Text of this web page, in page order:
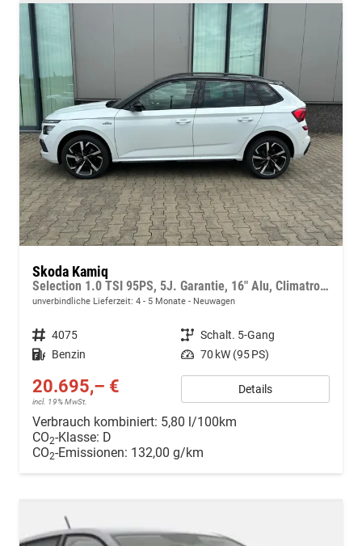
Skoda Kamiq
Selection 1.0 TSI 95PS, 5J. Garantie, 16" Alu, Climatronic, Winterpaket, Parksensoren hinten, Nebelscheinwerfer, Tempomat, M-Lederlenkrad, Radio 8" + Wireless Smartlink, LED-Scheinwerfer, Virtual Cockpit
unverbindliche Lieferzeit: 4 - 5 Monate Neuwagen
Fahrzeugnr. 4075 Getriebe Schalt. 5-Gang
Kraftstoff Benzin Leistung 70 kW (95 PS)
20.695,– €
incl. 19% MwSt.
Details
Verbrauch kombiniert: 5,80 l/100km
CO2-Klasse: D
CO2-Emissionen: 132,00 g/km